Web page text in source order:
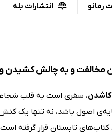
رمانو انتشارات بله
مخالفت و به چالش کشیدن
کاشدن، سفری است به قلب
اصول باشد، نه تنها یک کنش